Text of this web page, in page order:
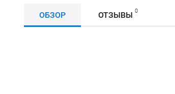
ОБЗОР ОТЗЫВЫ 0